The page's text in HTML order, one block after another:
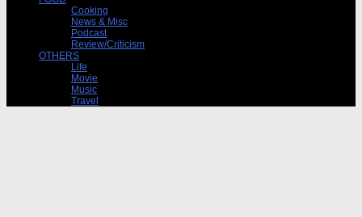
Cooking
News & Misc
Podcast
Review/Criticism
OTHERS
Life
Movie
Music
Travel